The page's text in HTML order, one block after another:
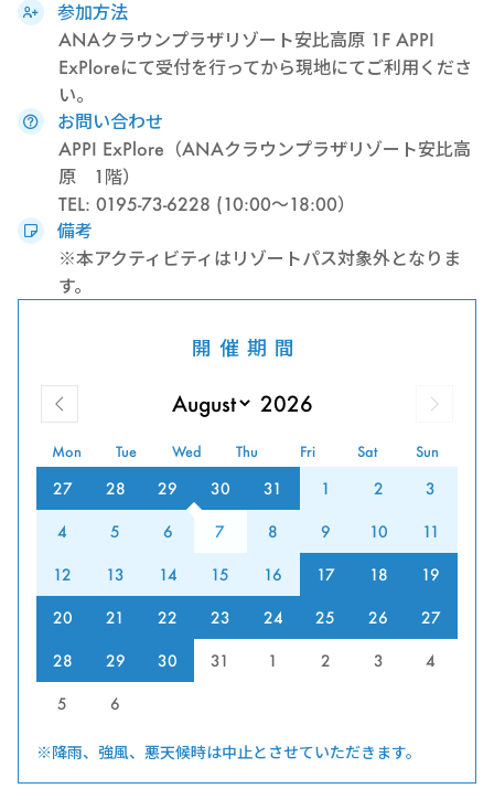
参加方法
ANAクラウンプラザリゾート安比高原 1F APPI
ExPloreにて受付を行ってから現地にてご利用くださ
い。
お問い合わせ
APPI ExPlore（ANAクラウンプラザリゾート安比高
原 1階）
TEL: 0195-73-6228 (10:00～18:00）
備考
※本アクティビティはリゾートパス対象外となりま
す。
開催期間
Mon Tue Wed Thu Fri Sat Sun
27 28 29 30 31 1 2 3
4 5 6 7 8 9 10 11
12 13 14 15 16 17 18 19
20 21 22 23 24 25 26 27
28 29 30 31 1 2 3 4
5 6
※降雨、強風、悪天候時は中止とさせていただきます。